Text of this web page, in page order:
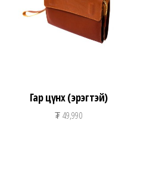
Гар цүнх (эрэгтэй)
₮49,990